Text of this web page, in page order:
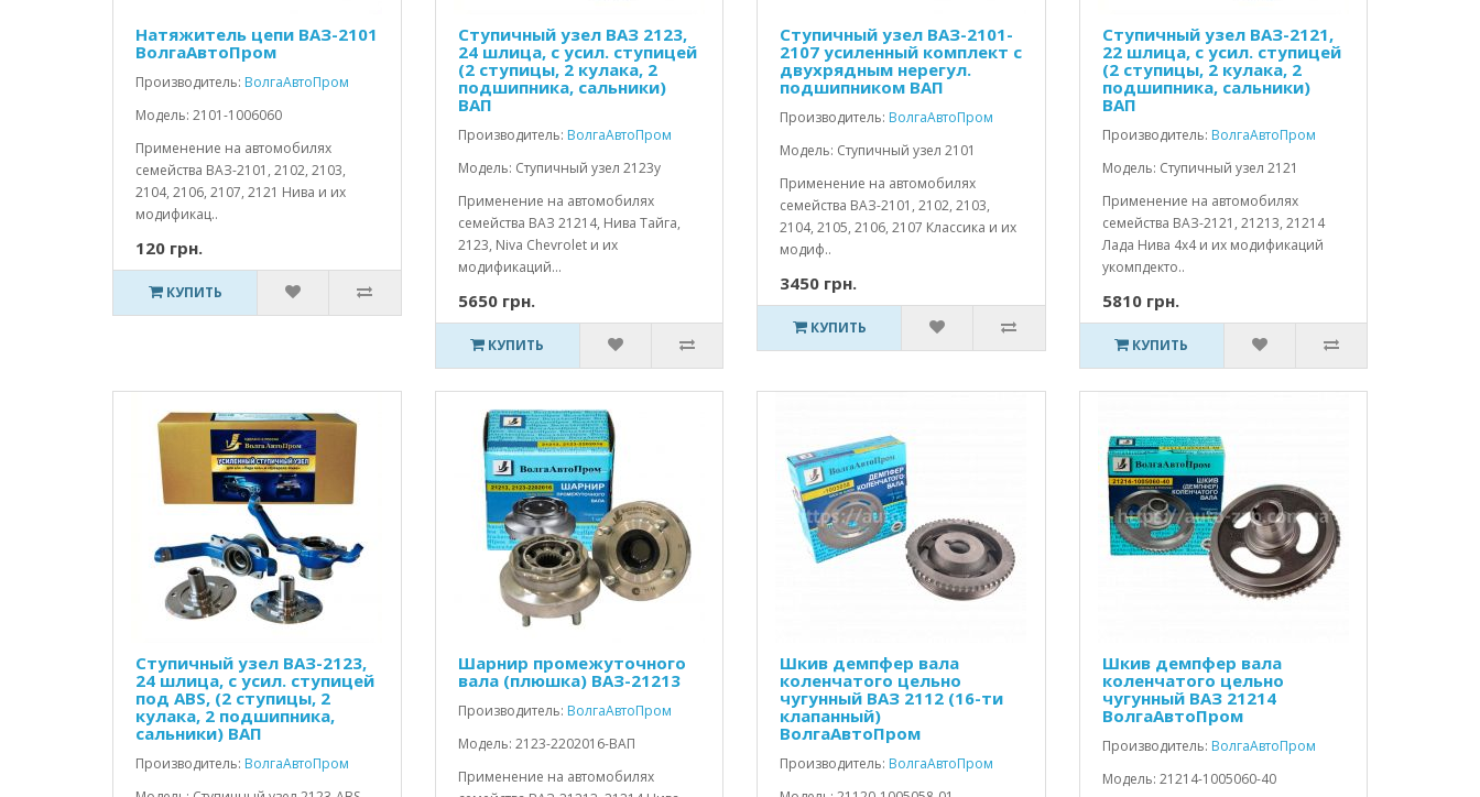
Натяжитель цепи ВАЗ-2101
ВолгаАвтоПром
Производитель: ВолгаАвтоПром
Модель: 2101-1006060
Применение на автомобилях
семейства ВАЗ-2101, 2102, 2103,
2104, 2106, 2107, 2121 Нива и их
модификац..
120 грн.
КУПИТЬ
Ступичный узел ВАЗ 2123,
24 шлица, с усил. ступицей
(2 ступицы, 2 кулака, 2
подшипника, сальники)
ВАП
Производитель: ВолгаАвтоПром
Модель: Ступичный узел 2123у
Применение на автомобилях
семейства ВАЗ 21214, Нива Тайга,
2123, Niva Chevrolet и их
модификаций...
5650 грн.
КУПИТЬ
Ступичный узел ВАЗ-2101-
2107 усиленный комплект с
двухрядным нерегул.
подшипником ВАП
Производитель: ВолгаАвтоПром
Модель: Ступичный узел 2101
Применение на автомобилях
семейства ВАЗ-2101, 2102, 2103,
2104, 2105, 2106, 2107 Классика и их
модиф..
3450 грн.
КУПИТЬ
Ступичный узел ВАЗ-2121,
22 шлица, с усил. ступицей
(2 ступицы, 2 кулака, 2
подшипника, сальники)
ВАП
Производитель: ВолгаАвтоПром
Модель: Ступичный узел 2121
Применение на автомобилях
семейства ВАЗ-2121, 21213, 21214
Лада Нива 4х4 и их модификаций
укомпдекто..
5810 грн.
КУПИТЬ
Ступичный узел ВАЗ-2123,
24 шлица, с усил. ступицей
под ABS, (2 ступицы, 2
кулака, 2 подшипника,
сальники) ВАП
Производитель: ВолгаАвтоПром
Шарнир промежуточного
вала (плюшка) ВАЗ-21213
Производитель: ВолгаАвтоПром
Модель: 2123-2202016-ВАП
Применение на автомобилях
Шкив демпфер вала
коленчатого цельно
чугунный ВАЗ 2112 (16-ти
клапанный)
ВолгаАвтоПром
Производитель: ВолгаАвтоПром
Шкив демпфер вала
коленчатого цельно
чугунный ВАЗ 21214
ВолгаАвтоПром
Производитель: ВолгаАвтоПром
Модель: 21214-1005060-40